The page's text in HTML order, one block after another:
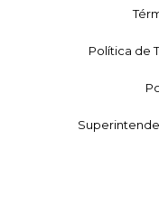
Política de